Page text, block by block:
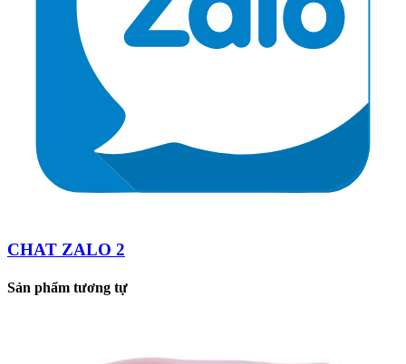
CHAT ZALO 2
Sản phẩm tương tự